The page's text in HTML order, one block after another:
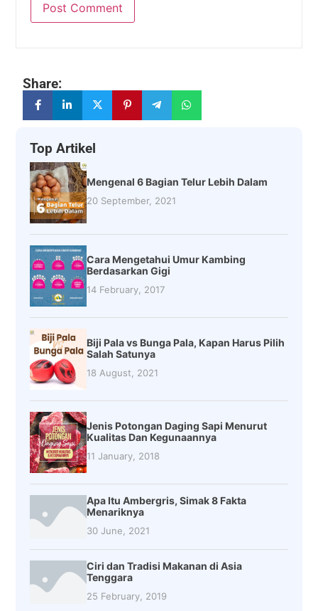
Share:
Top Artikel
Mengenal 6 Bagian Telur Lebih Dalam
20 September, 2021
Cara Mengetahui Umur Kambing
Berdasarkan Gigi
14 February, 2017
Biji Pala vs Bunga Pala, Kapan Harus Pilih
Salah Satunya
18 August, 2021
Jenis Potongan Daging Sapi Menurut
Kualitas Dan Kegunaannya
11 January, 2018
Apa Itu Ambergris, Simak 8 Fakta
Menariknya
30 June, 2021
Ciri dan Tradisi Makanan di Asia
Tenggara
25 February, 2019